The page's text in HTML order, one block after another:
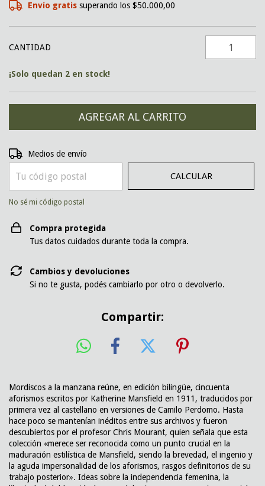
Envío gratis superando los$50.000,00
CANTIDAD
¡Solo quedan 2 en stock!
Entregas para el CP:
Medios de envío
CALCULAR
No sé mi código postal
Compra protegida
Tus datos cuidados durante toda la compra.
Cambios y devoluciones
Si no te gusta, podés cambiarlo por otro o devolverlo.
Compartir:
Mordiscos a la manzana reúne, en edición bilingüe, cincuenta
aforismos escritos por Katherine Mansfield en 1911, traducidos por
primera vez al castellano en versiones de Camilo Perdomo. Hasta
hace poco se mantenían inéditos entre sus archivos y fueron
descubiertos por el profesor Chris Mourant, quien señala que esta
colección «merece ser reconocida como un punto crucial en la
maduración estilística de Mansfield, siendo la brevedad, el ingenio y
la aguda impersonalidad de los aforismos, rasgos definitorios de su
trabajo posterior». Ideas sobre la independencia femenina, la